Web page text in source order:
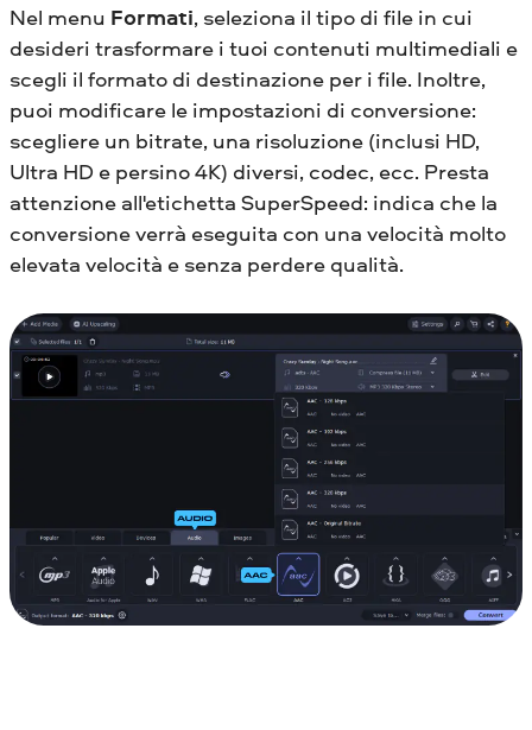
Nel menu Formati, seleziona il tipo di file in cui
desideri trasformare i tuoi contenuti multimediali e
scegli il formato di destinazione per i file. Inoltre,
puoi modificare le impostazioni di conversione:
scegliere un bitrate, una risoluzione (inclusi HD,
Ultra HD e persino 4K) diversi, codec, ecc. Presta
attenzione all'etichetta SuperSpeed: indica che la
conversione verrà eseguita con una velocità molto
elevata velocità e senza perdere qualità.